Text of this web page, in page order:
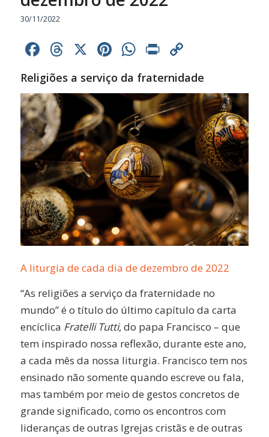
30/11/2022
Facebook
Threads
X Pinterest
WhatsApp
Print
Link
Religiões a serviço da fraternidade
A liturgia de cada dia de dezembro de 2022
“As religiões a serviço da fraternidade no
mundo” é o título do último capítulo da carta
encíclica Fratelli Tutti, do papa Francisco – que
tem inspirado nossa reflexão, durante este ano,
a cada mês da nossa liturgia. Francisco tem nos
ensinado não somente quando escreve ou fala,
mas também por meio de gestos concretos de
grande significado, como os encontros com
lideranças de outras Igrejas cristãs e de outras